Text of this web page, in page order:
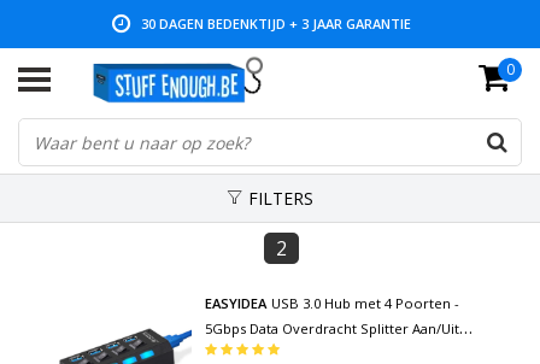
30 DAGEN BEDENKTIJD + 3 JAAR GARANTIE
LAGE PRIJZEN EN RUIM ASSORTIMENT 0
FILTERS
2
EASYIDEA USB 3.0 Hub met 4 Poorten -
5Gbps Data Overdracht Splitter Aan/Uit
Schakelaar